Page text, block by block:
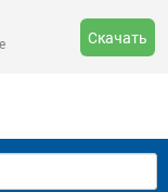
Скачать